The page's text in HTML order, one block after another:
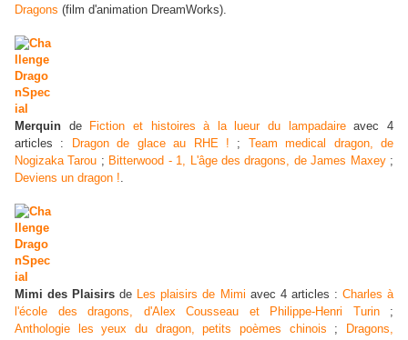
Dragons (film d'animation DreamWorks).
Merquin de Fiction et histoires à la lueur du lampadaireavec 4
articles :
Dragon de glace au RHE ! ; Team medical dragon, de
Nogizaka Tarou ; Bitterwood - 1, L'âge des dragons, de James Maxey;
Deviens un dragon !.
Mimi des Plaisirs de Les plaisirs de Mimi avec 4 articles : Charles à
l'école des dragons, d'Alex Cousseau et Philippe-Henri Turin;
Anthologie les yeux du dragon, petits poèmes chinois ;
Dragons,